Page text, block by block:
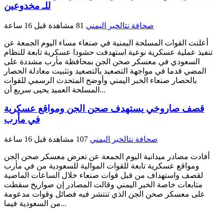
للـ مخدوعين
صحافة نتالخبر اليمني قبل 16 ساعة
أعلنت القوات المسلحة اليمنية في صنعاء مساء اليوم الجمعة عن
تنفيذ عملية عسكرية نوعية استهدفت حشودا عسكرية تابعة للنظام
السعودي في معسكر صحن الجن بمحافظة مأرب مشددة على
المضي قدما في مواجهة التصعيد بالتصعيد وتثبيت معادلة الحصار
بالحصار صنعاء الخبر اليمني وأوضح المتحدث الرسمي للقوات
المسلحة العميد يحيى سريع أن...
قصف صاروخي يستهدف صحن الجن ومواقع عسكرية
في مأرب
صحافة نتالخبر اليمني قبل 16 ساعة
أفادت مصادر ميدانية اليوم الجمعة عن تعرض معسكر صحن الجن
ومواقع عسكرية تابعة للقوات الموالية للسعودية من في مأرب
لقصف واستهداف من قبل قوات صنعاء خلال الساعات الماضية
متابعات خاصة الخبر اليمني وقالت المصادر إن صواريخ سقطت
على معسكر صحن الجن الذي تنتشر فيه فصائل وقوات مدعومة
من السعودية فيما...